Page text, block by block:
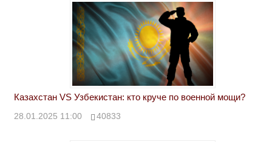
Казахстан VS Узбекистан: кто круче по военной мощи?
28.01.2025 11:00 40833